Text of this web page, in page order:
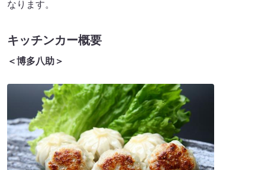
なります。
キッチンカー概要
＜博多八助＞